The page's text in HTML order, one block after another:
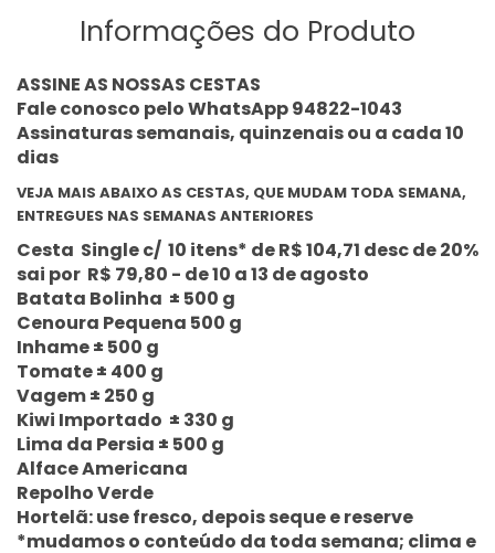
Informações do Produto
ASSINE AS NOSSAS CESTAS
Fale conosco pelo WhatsApp 94822-1043
Assinaturas semanais, quinzenais ou a cada 10
dias​
VEJA MAIS ABAIXO AS CESTAS, QUE MUDAM TODA SEMANA,
ENTREGUES NAS SEMANAS ANTERIORES
Cesta Single c/ 10 itens* de R$ 104,71 desc de 20%
sai por R$ 79,80 - de 10 a 13 de agosto
Batata Bolinha ± 500 g
Cenoura Pequena 500 g
Inhame ± 500 g
Tomate ± 400 g
Vagem ± 250 g
Kiwi Importado ± 330 g
Lima da Persia ± 500 g
Alface Americana
Repolho Verde
Hortelã: use fresco, depois seque e reserve
*mudamos o conteúdo da toda semana; clima e